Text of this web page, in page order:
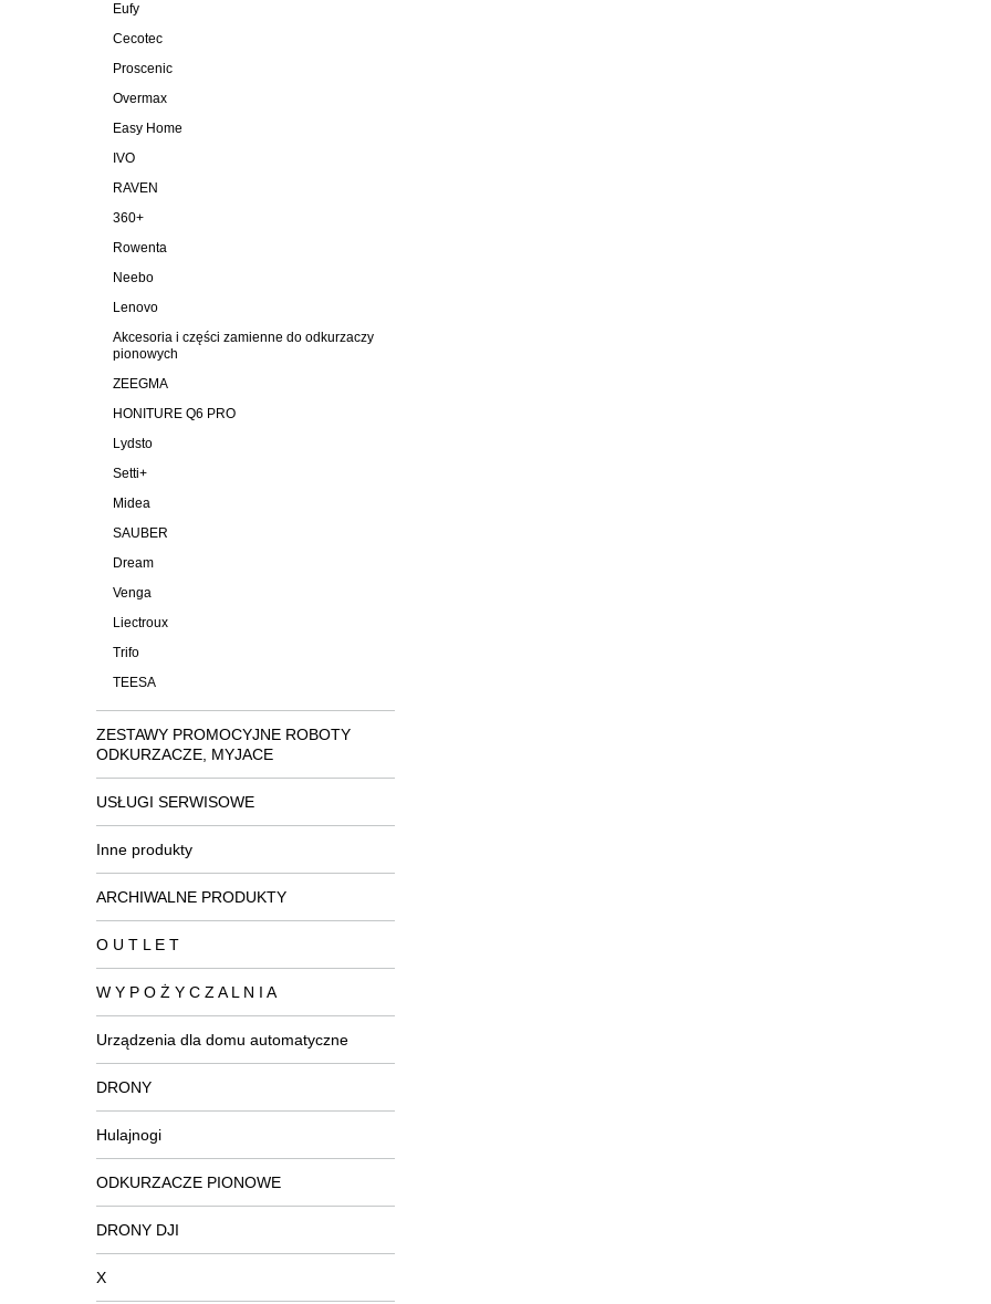
Eufy
Cecotec
Proscenic
Overmax
Easy Home
IVO
RAVEN
360+
Rowenta
Neebo
Lenovo
Akcesoria i części zamienne do odkurzaczy
pionowych
ZEEGMA
HONITURE Q6 PRO
Lydsto
Setti+
Midea
SAUBER
Dream
Venga
Liectroux
Trifo
TEESA
ZESTAWY PROMOCYJNE ROBOTY
ODKURZACZE, MYJACE
USŁUGI SERWISOWE
Inne produkty
ARCHIWALNE PRODUKTY
O U T L E T
W Y P O Ż Y C Z A L N I A
Urządzenia dla domu automatyczne
DRONY
Hulajnogi
ODKURZACZE PIONOWE
DRONY DJI
X